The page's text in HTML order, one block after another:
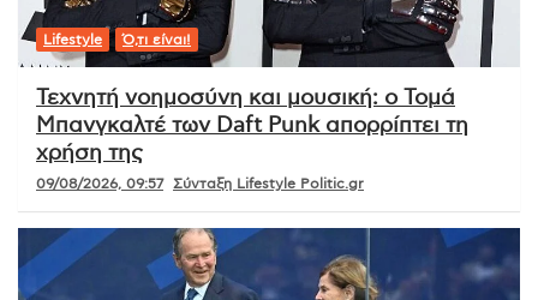
Lifestyle Ό,τι είναι!
Τεχνητή νοημοσύνη και μουσική: ο Τομά
Μπανγκαλτέ των Daft Punk απορρίπτει τη
χρήση της
09/08/2026, 09:57 Σύνταξη Lifestyle Politic.gr